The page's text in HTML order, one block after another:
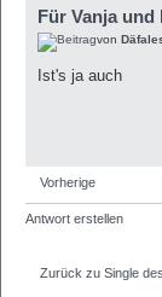
Für Vanja und
von
Ist's ja auch
Vorherige
Antwort erstellen
Zurück zu Single